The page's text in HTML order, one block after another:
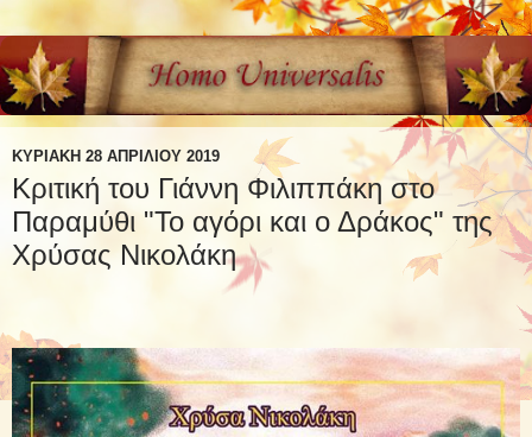
ΚΥΡΙΑΚΉ 28 ΑΠΡΙΛΊΟΥ 2019
Κριτική του Γιάννη Φιλιππάκη στο
Παραμύθι "Το αγόρι και ο Δράκος" της
Χρύσας Νικολάκη